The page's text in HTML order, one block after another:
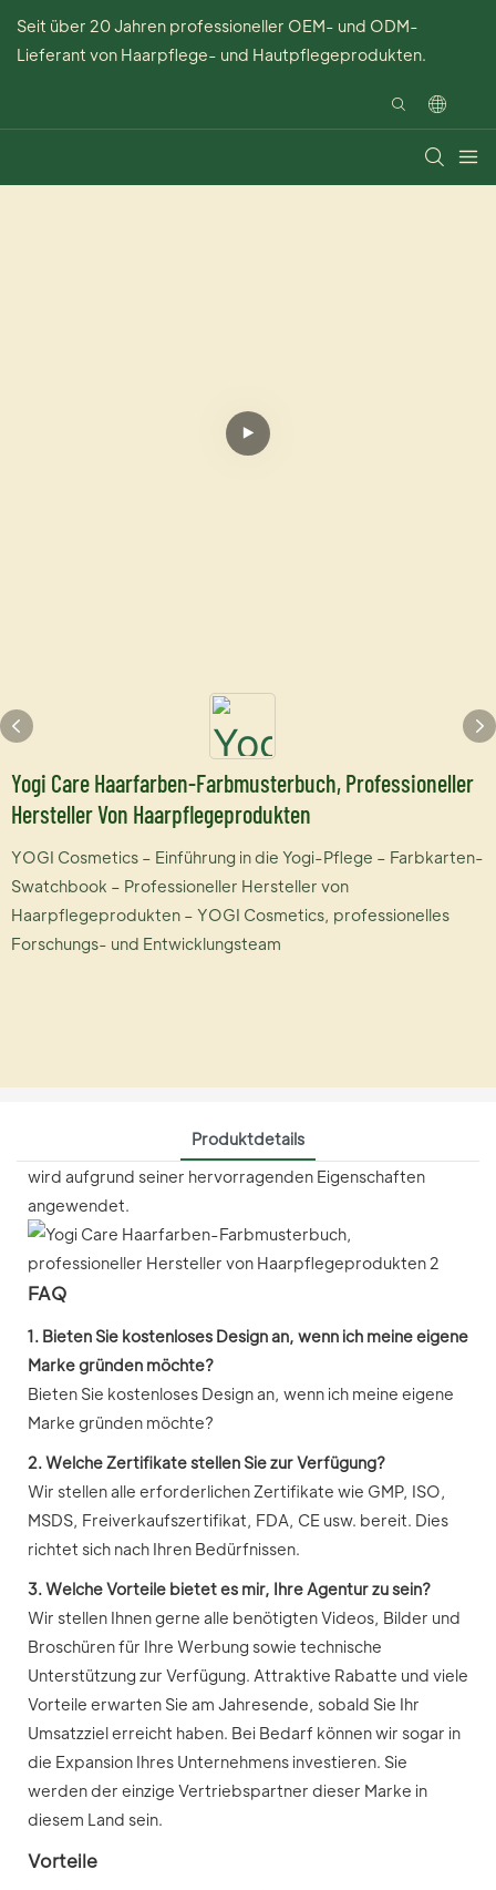
Seit über 20 Jahren professioneller OEM- und ODM-
Lieferant von Haarpflege- und Hautpflegeprodukten.
Yogi Care Haarfarben-Farbmusterbuch, Professioneller
Hersteller Von Haarpflegeprodukten
YOGI Cosmetics – Einführung in die Yogi-Pflege – Farbkarten-
Swatchbook – Professioneller Hersteller von
Haarpflegeprodukten – YOGI Cosmetics, professionelles
Forschungs- und Entwicklungsteam
Produktdetails
wird aufgrund seiner hervorragenden Eigenschaften
angewendet.
FAQ
1. Bieten Sie kostenloses Design an, wenn ich meine eigene
Marke gründen möchte?
Bieten Sie kostenloses Design an, wenn ich meine eigene
Marke gründen möchte?
2. Welche Zertifikate stellen Sie zur Verfügung?
Wir stellen alle erforderlichen Zertifikate wie GMP, ISO,
MSDS, Freiverkaufszertifikat, FDA, CE usw. bereit. Dies
richtet sich nach Ihren Bedürfnissen.
3. Welche Vorteile bietet es mir, Ihre Agentur zu sein?
Wir stellen Ihnen gerne alle benötigten Videos, Bilder und
Broschüren für Ihre Werbung sowie technische
Unterstützung zur Verfügung. Attraktive Rabatte und viele
Vorteile erwarten Sie am Jahresende, sobald Sie Ihr
Umsatzziel erreicht haben. Bei Bedarf können wir sogar in
die Expansion Ihres Unternehmens investieren. Sie
werden der einzige Vertriebspartner dieser Marke in
diesem Land sein.
Vorteile